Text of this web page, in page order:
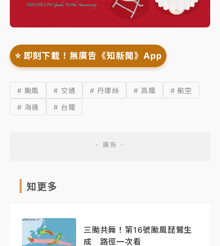
⭐️ 即刻下載！無廣告《知新聞》App
# 颱風 # 交通 # 丹娜絲 # 高鐵
# 航空
# 海運
# 台鐵
知更多
三颱共舞！第16號颱風琵鷺生
成 路徑一次看